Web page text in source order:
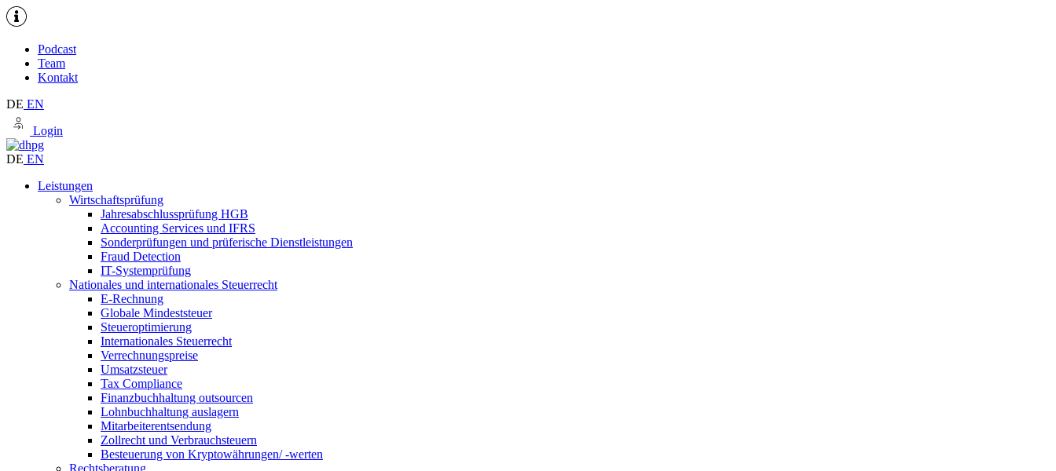
Podcast
Team
Kontakt
DE EN
Login
DE EN
Leistungen
Wirtschaftsprüfung
Jahresabschlussprüfung HGB
Accounting Services und IFRS
Sonderprüfungen und prüferische Dienstleistungen
Fraud Detection
IT-Systemprüfung
Nationales und internationales Steuerrecht
E-Rechnung
Globale Mindeststeuer
Steueroptimierung
Internationales Steuerrecht
Verrechnungspreise
Umsatzsteuer
Tax Compliance
Finanzbuchhaltung outsourcen
Lohnbuchhaltung auslagern
Mitarbeiterentsendung
Zollrecht und Verbrauchsteuern
Besteuerung von Kryptowährungen/ -werten
Rechtsberatung